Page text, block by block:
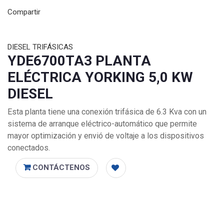
Compartir
DIESEL TRIFÁSICAS
YDE6700TA3 PLANTA
ELÉCTRICA YORKING 5,0 KW
DIESEL
Esta planta tiene una conexión trifásica de 6.3 Kva con un
sistema de arranque eléctrico-automático que permite
mayor optimización y envió de voltaje a los dispositivos
conectados.
CONTÁCTENOS